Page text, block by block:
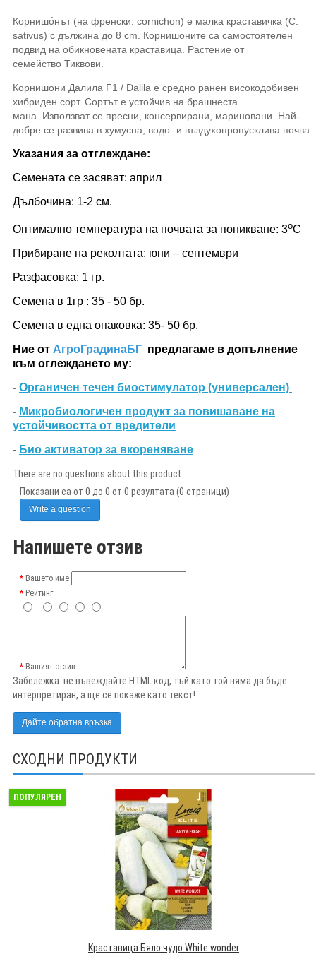
Корнишо́нът (на френски: cornichon) е малка краставичка (C.
sativus) с дължина до 8 cm. Корнишоните са самостоятелен
подвид на обикновената краставица. Растение от
семейство Тиквови.
Корнишони Далила F1 / Dalila е средно ранен високодобивен
хибриден сорт. Сортът е устойчив на брашнеста
мана. Използват се пресни, консервирани, мариновани. Най-
добре се развива в хумусна, водо- и въздухопропусклива почва.
Указания за отглеждане:
Семената се засяват: април
Дълбочина: 1-2 см.
Оптимално температура на почвата за поникване: 3оС
Прибиране на реколтата: юни – септември
Разфасовка: 1 гр.
Семена в 1гр : 35 - 50 бр.
Семена в една опаковка: 35- 50 бр.
Ние от АгроГрадинаБГ предлагаме в допълнение
към оглеждането му:
- Органичен течен биостимулатор (универсален)
- Микробиологичен продукт за повишаване на
устойчивостта от вредители
- Био активатор за вкореняване
There are no questions about this product..
Показани са от 0 до 0 от 0 резултата (0 страници)
Write a question
Напишете отзив
Вашето име
Рейтинг
Вашият отзив
Забележка: не въвеждайте HTML код, тъй като той няма да бъде
интерпретиран, а ще се покаже като текст!
Дайте обратна връзка
СХОДНИ ПРОДУКТИ
ПОПУЛЯРЕН
Краставица Бяло чудо White wonder